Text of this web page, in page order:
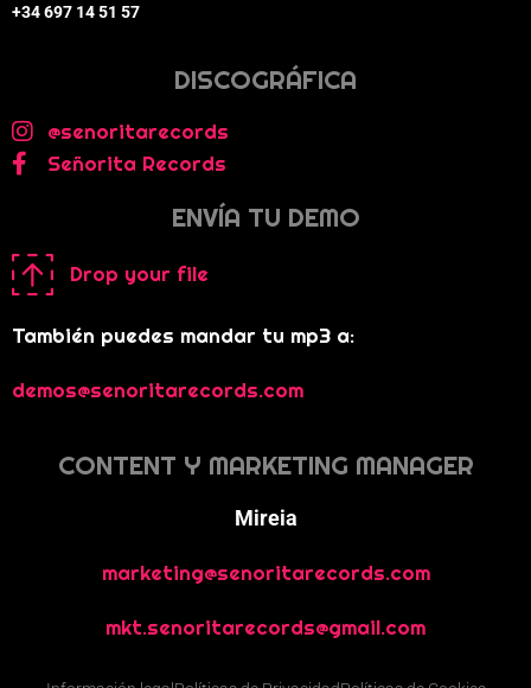
+34 697 14 51 57
DISCOGRÁFICA
@senoritarecords
Señorita Records
ENVÍA TU DEMO
Drop your file
También puedes mandar tu mp3 a:
demos@senoritarecords.com
CONTENT Y MARKETING MANAGER
Mireia
marketing@senoritarecords.com
mkt.senoritarecords@gmail.com